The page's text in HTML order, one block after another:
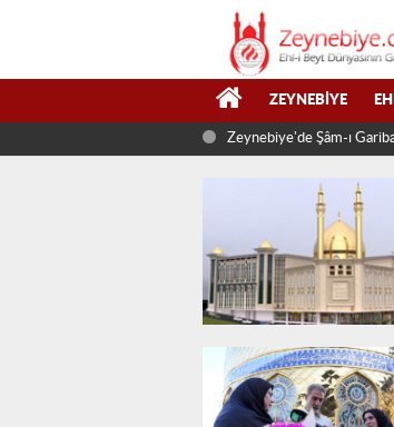
ZEYNEBIYE
Zeynebiye'de Şâm-ı